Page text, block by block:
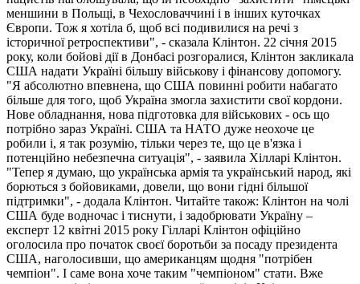
меншини в Польщі, в Чехословаччині і в інших куточках
Європи. Тож я хотіла б, щоб всі подивилися на речі з
історичної ретроспективи", - сказала Клінтон. 22 січня 2015
року, коли бойові дії в Донбасі розгоралися, Клінтон закликала
США надати Україні більшу військову і фінансову допомогу.
"Я абсолютно впевнена, що США повинні робити набагато
більше для того, щоб Україна змогла захистити свої кордони.
Нове обладнання, нова підготовка для військових - ось що
потрібно зараз Україні. США та НАТО дуже неохоче це
робили і, я так розумію, тільки через те, що це в'язка і
потенційно небезпечна ситуація", - заявила Хілларі Клінтон.
"Тепер я думаю, що українська армія та український народ, які
борються з бойовиками, довели, що вони гідні більшої
підтримки", - додала Клінтон. Читайте також: Клінтон на чолі
США буде водночас і тиснути, і задобрювати Україну –
експерт 12 квітні 2015 року Гілларі Клінтон офіційно
оголосила про початок своєї боротьби за посаду президента
США, наголосивши, що американцям щодня "потрібен
чемпіон". І саме вона хоче таким "чемпіоном" стати. Вже